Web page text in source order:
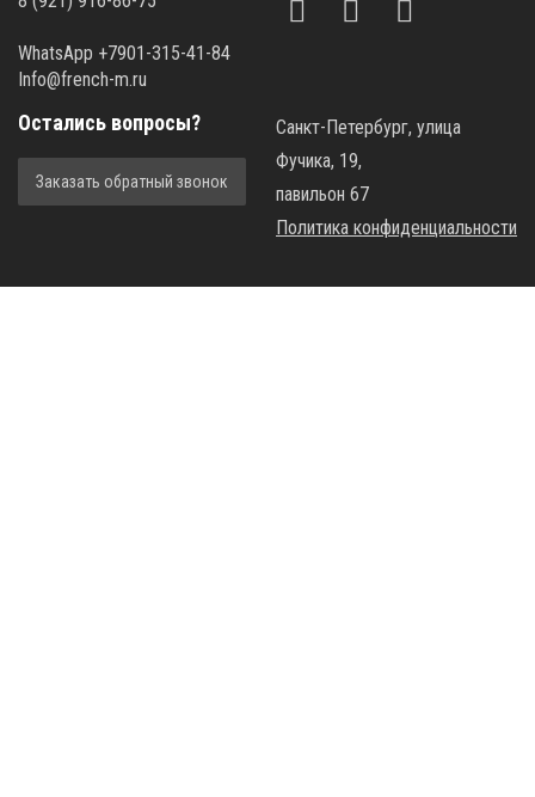
WhatsApp +7901-315-41-84
Info@french-m.ru
Остались вопросы?
Заказать обратный звонок
Санкт-Петербург, улица
Фучика, 19,
павильон 67
Политика конфиденциальности